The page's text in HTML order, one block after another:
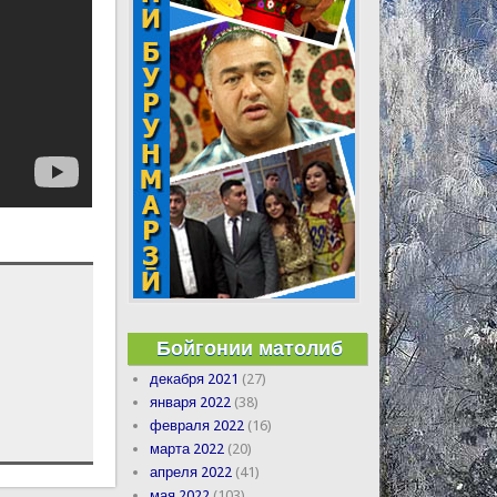
Бойгонии матолиб
декабря 2021 (27)
января 2022 (38)
февраля 2022 (16)
марта 2022 (20)
апреля 2022 (41)